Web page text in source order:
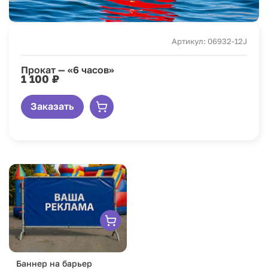
Артикул: 06932-12J
Прокат — «6 часов»
1 100 ₽
Заказать
Баннер на барьер